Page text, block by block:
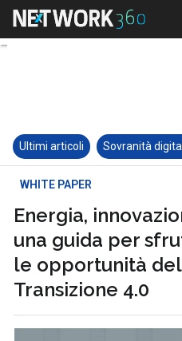
Ultimi articoli Sovranità
WHITE PAPER
Energia,
una guida per
le opportunità del
Transizione 4.0